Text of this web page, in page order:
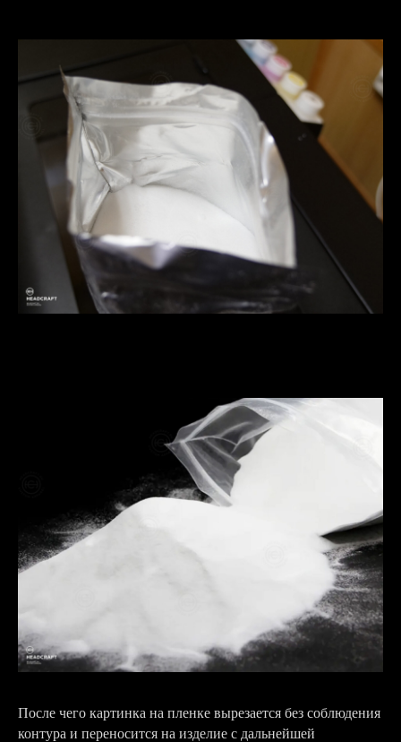
После чего картинка на пленке вырезается без соблюдения
контура и переносится на изделие с дальнейшей